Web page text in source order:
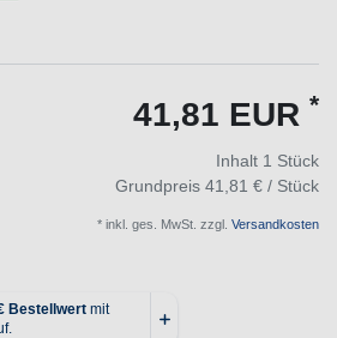
41,81 EUR *
Inhalt 1 Stück
Grundpreis 41,81 € / Stück
* inkl. ges. MwSt. zzgl. Versandkosten